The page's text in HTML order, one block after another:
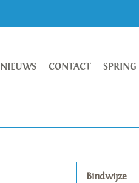
NIEUWS CONTACT SPRING
Bindwijze